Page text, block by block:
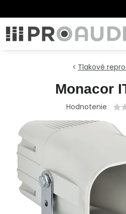
Tlakové
Monacor
Hodnotenie